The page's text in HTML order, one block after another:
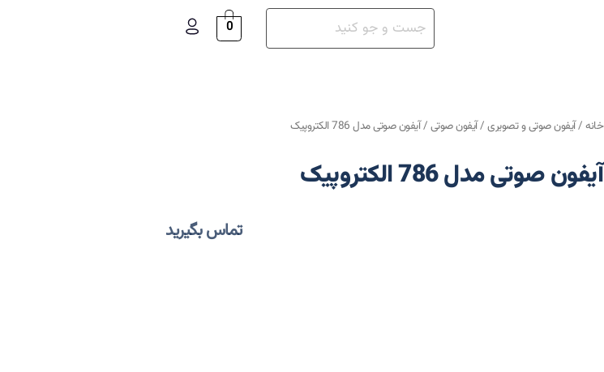
0
خانه/آیفون صوتی و تصویری/آیفون صوتی/ آیفون صوتی مدل 786 الکتروپیک
آیفون صوتی مدل 786 الکتروپیک
تماس بگیرید